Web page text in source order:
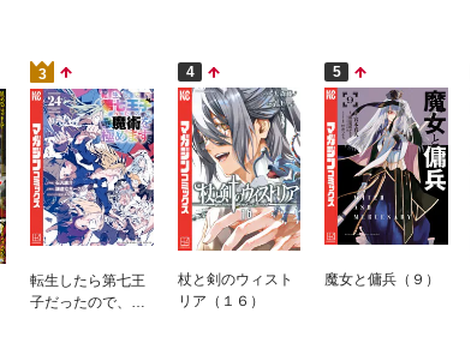
3
転生したら第七王
子だったので、気
4
杖と剣のウィスト
リア（１６）
5
魔女と傭兵（９）